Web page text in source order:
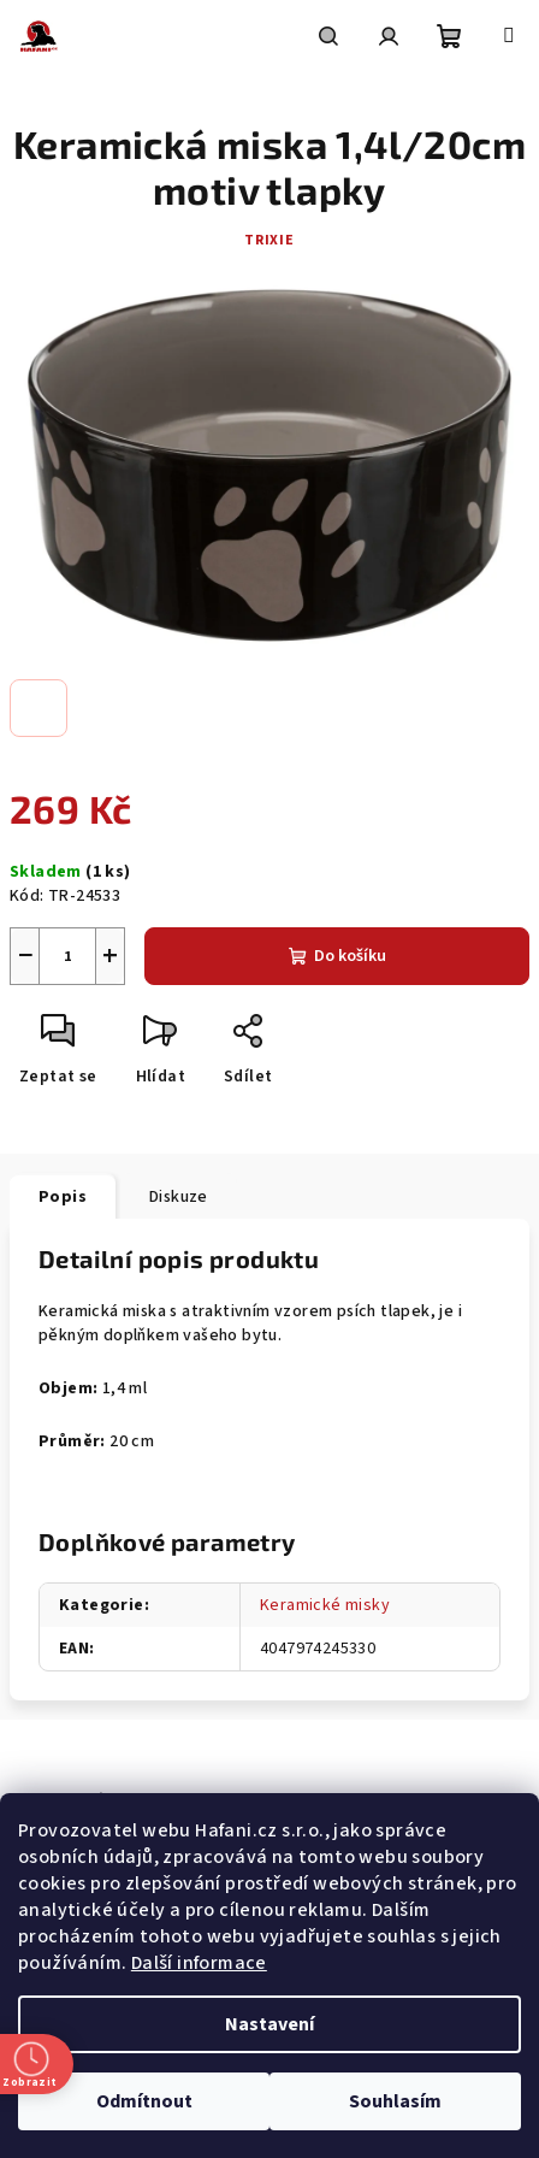
Provozovatel webu Hafani.cz s.r.o., jako správce
osobních údajů, zpracovává na tomto webu soubory
cookies pro zlepšování prostředí webových stránek, pro
analytické účely a pro cílenou reklamu. Dalším
procházením tohoto webu vyjadřujete souhlas s jejich
používáním. Další informace
Nastavení
Odmítnout Souhlasím
obsah
košík
269 Kč
cena:
Skladem (1 ks)
Kód: TR-24533
+
− Do košíku
Zeptat se Hlídat Sdílet
Keramická miska 1,4l/20cm
motiv tlapky
TRIXIE
Popis Diskuze
Detailní popis produktu
Keramická miska s atraktivním vzorem psích tlapek, je i
pěkným doplňkem vašeho bytu.
Objem: 1,4 ml
Průměr: 20 cm
Doplňkové parametry
Kategorie:
Keramické misky
EAN: 4047974245330
Odebírat newsletter
E-mail
Potvrzuji souhlas svšeobecnými obchodními podmínkami a
spodmínkami zpracovávání a ochrany osobních údajů .
Přihlásit se
Z
á
Copyright 2026
nastavení cookies
Vytvořil Shoptet
Zobrazit